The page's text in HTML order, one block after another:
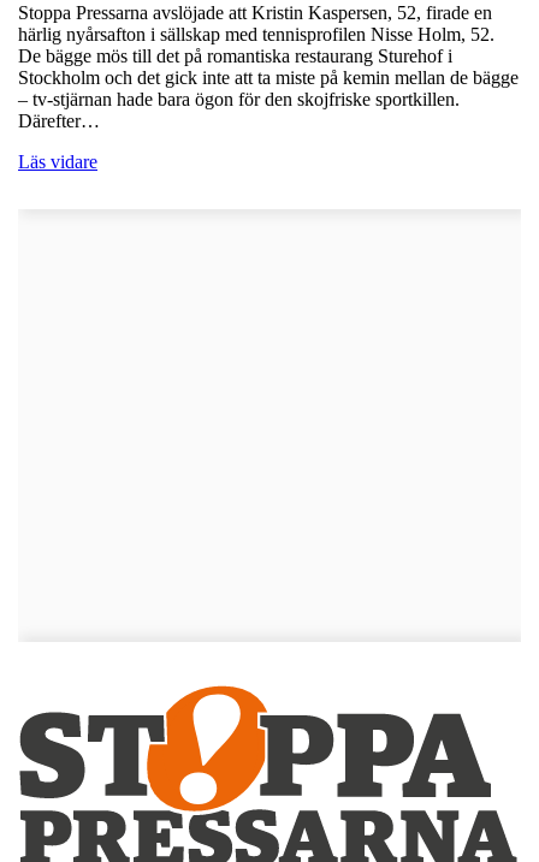
Stoppa Pressarna avslöjade att Kristin Kaspersen, 52, firade en
härlig nyårsafton i sällskap med tennisprofilen Nisse Holm, 52.
De bägge mös till det på romantiska restaurang Sturehof i
Stockholm och det gick inte att ta miste på kemin mellan de bägge
– tv-stjärnan hade bara ögon för den skojfriske sportkillen.
Därefter…
Läs vidare